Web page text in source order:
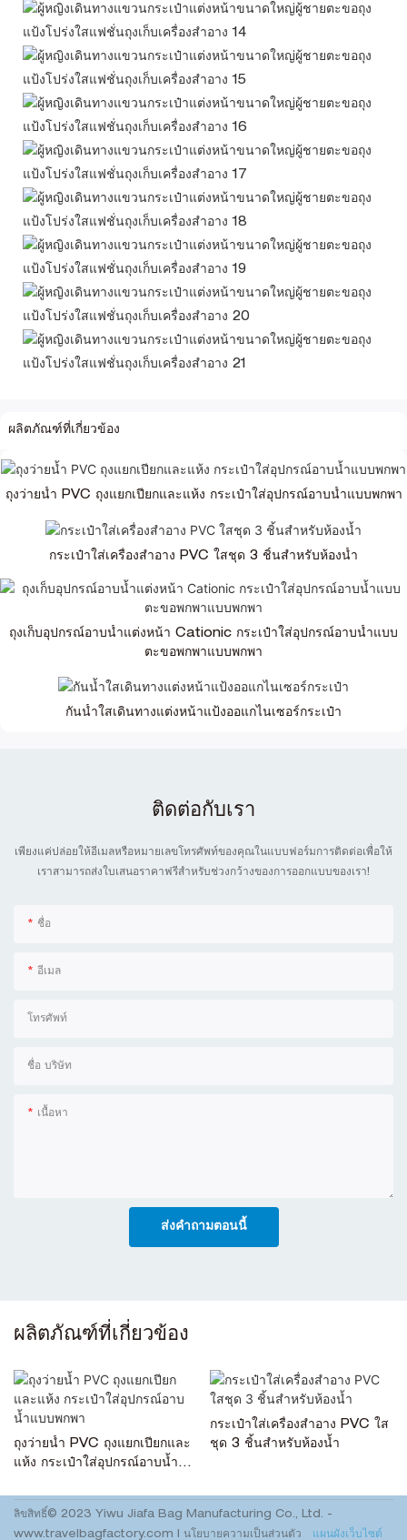
ผลิตภัณฑ์ที่เกี่ยวข้อง
ถุงว่ายน้ำ PVC ถุงแยกเปียกและแห้ง กระเป๋าใส่อุปกรณ์อาบน้ำแบบพกพา
กระเป๋าใส่เครื่องสำอาง PVC ใสชุด 3 ชิ้นสำหรับห้องน้ำ
ถุงเก็บอุปกรณ์อาบน้ำแต่งหน้า Cationic กระเป๋าใส่อุปกรณ์อาบน้ำแบบ
ตะขอพกพาแบบพกพา
กันน้ำใสเดินทางแต่งหน้าแป้งออแกไนเซอร์กระเป๋า
ติดต่อกับเรา
เพียงแค่ปล่อยให้อีเมลหรือหมายเลขโทรศัพท์ของคุณในแบบฟอร์มการติดต่อเพื่อให้
เราสามารถส่งใบเสนอราคาฟรีสำหรับช่วงกว้างของการออกแบบของเรา!
ชื่อ
อีเมล
โทรศัพท์
ชื่อ บริษัท
เนื้อหา
ส่งคำถามตอนนี้
ผลิตภัณฑ์ที่เกี่ยวข้อง
ถุงว่ายน้ำ PVC ถุงแยกเปียกและ
แห้ง กระเป๋าใส่อุปกรณ์อาบน้ำ
กระเป๋าใส่เครื่องสำอาง PVC ใส
ชุด 3 ชิ้นสำหรับห้องน้ำ
ลิขสิทธิ์© 2023 Yiwu Jiafa Bag Manufacturing Co., Ltd. -
www.travelbagfactory.com
นโยบายความเป็นส่วนตัว แผนผังเว็บไซต์